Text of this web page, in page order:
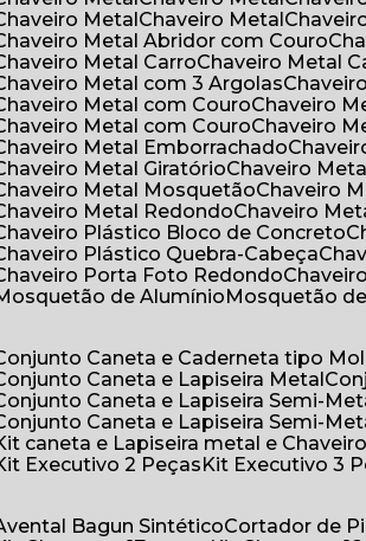
Chaveiro Metal
Chaveiro Metal
Chaveiro Metal Abridor com Couro
Chaveiro Metal Carro
Chaveiro Metal
Chaveiro Metal com 3 Argolas
Chaveiro Metal com Couro
Chaveiro
Chaveiro Metal com Couro
Chaveiro
Chaveiro Metal Emborrachado
Chaveiro Metal Giratório
Chaveiro
Chaveiro Metal Mosquetão
Chaveiro
Chaveiro Metal Redondo
Chaveiro
Chaveiro Plástico Bloco de Concreto
Chaveiro Plástico Quebra-Cabeça
Chaveiro Porta Foto Redondo
Mosquetão de Alumínio
Mosquetão
Conjunto Caneta e Caderneta tipo
Conjunto Caneta e Lapiseira Metal
Conjunto Caneta e Lapiseira Semi-
Conjunto Caneta e Lapiseira Semi-
Kit caneta e Lapiseira metal e
Kit Executivo 2 Peças
Kit Executivo 3
Avental Bagun Sintético
Cortador de